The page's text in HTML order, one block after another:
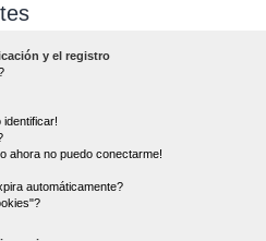
y el registro
identificar!
ahora no puedo conectarme!
automáticamente?